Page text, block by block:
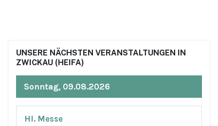
UNSERE NÄCHSTEN VERANSTALTUNGEN IN
ZWICKAU (HEIFA)
Sonntag, 09.08.2026
Hl. Messe